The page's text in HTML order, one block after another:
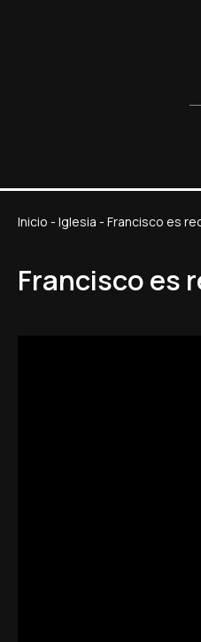
Inicio - Iglesia - Francisco es
Francisco es